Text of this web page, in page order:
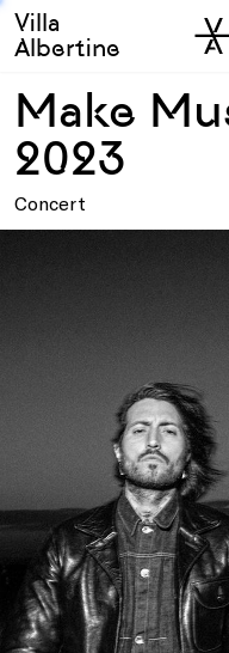
Villa
Albertine
Make
2023
Concert